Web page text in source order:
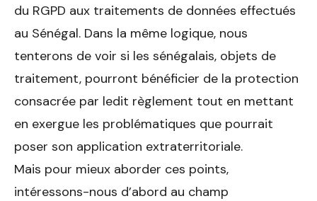
du RGPD aux traitements de données effectués
au Sénégal. Dans la même logique, nous
tenterons de voir si les sénégalais, objets de
traitement, pourront bénéficier de la protection
consacrée par ledit règlement tout en mettant
en exergue les problématiques que pourrait
poser son application extraterritoriale.
Mais pour mieux aborder ces points,
intéressons-nous d’abord au champ